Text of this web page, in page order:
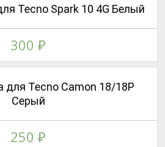
Tecno Camon 18/18P
Серый
250 ₽
Tecno Spark 10 4G Белый
300 ₽